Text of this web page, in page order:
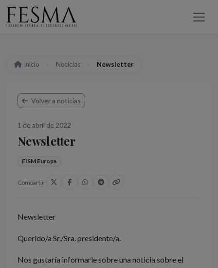
Inicio Noticias Newsletter
Volver a noticias
1 de abril de 2022
Newsletter
FISM Europa
Compartir
Newsletter
Querido/a Sr./Sra. presidente/a.
Nos gustaría informarle sobre una noticia sobre el